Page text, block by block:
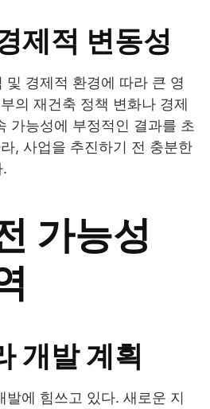
제적 변동성
및 경제적 환경에 따라 큰 영
의 재건축 정책 변화나 경제
가능성에 부정적인 결과를 초
, 사업을 추진하기 전 충분한
가능성
개발 계획
발에 힘쓰고 있다. 새로운 지